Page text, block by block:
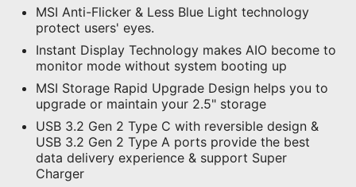
MSI Anti-Flicker & Less Blue Light technology
protect users' eyes.
Instant Display Technology makes AIO become to
monitor mode without system booting up
MSI Storage Rapid Upgrade Design helps you to
upgrade or maintain your 2.5" storage
USB 3.2 Gen 2 Type C with reversible design &
USB 3.2 Gen 2 Type A ports provide the best
data delivery experience & support Super
Charger